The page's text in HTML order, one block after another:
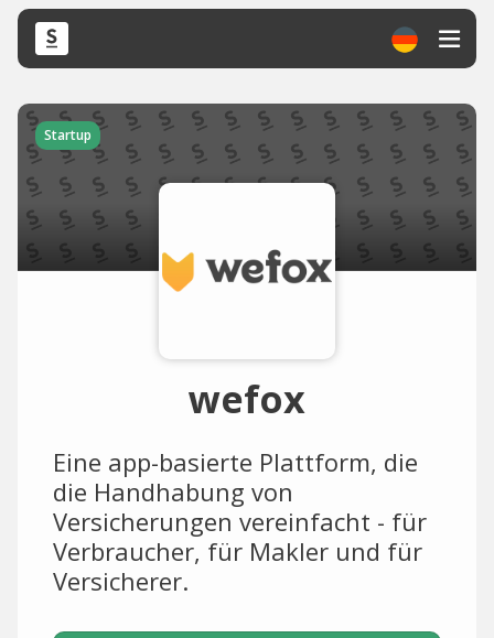
Startup
wefox
Eine app-basierte Plattform, die
die Handhabung von
Versicherungen vereinfacht - für
Verbraucher, für Makler und für
Versicherer.